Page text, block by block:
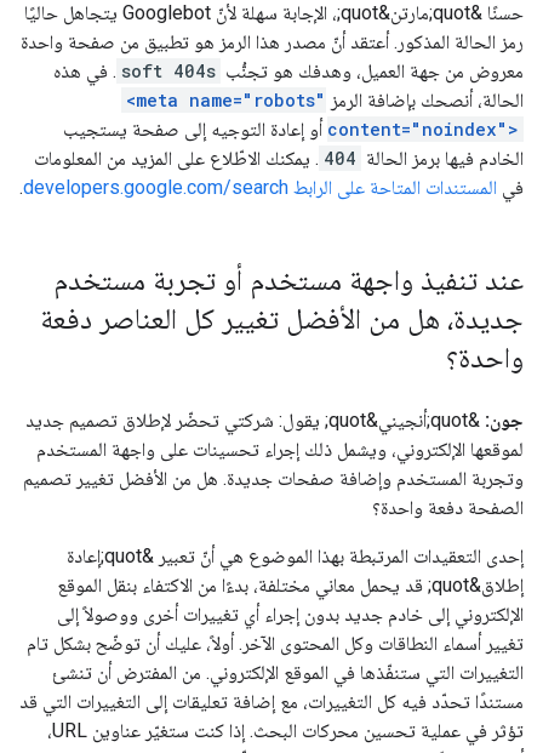
حسنًا &quot;مارتن&quot;، الإجابة سهلة لأنّ Googlebot يتجاهل حاليًا
رمز الحالة المذكور. أعتقد أنّ مصدر هذا الرمز هو تطبيق من صفحة واحدة
معروض من جهة العميل، وهدفك هو تجنُّب soft 404s . في هذه
الحالة، أنصحك بإضافة الرمز <meta name="robots"
content="noindex"> أو إعادة التوجيه إلى صفحة يستجيب
الخادم فيها برمز الحالة 404 . يمكنك الاطّلاع على المزيد من المعلومات
في المستندات المتاحة على الرابط developers.google.com/search .
عند تنفيذ واجهة مستخدم أو تجربة مستخدم
جديدة، هل من الأفضل تغيير كل العناصر دفعة
واحدة؟
جون:
&quot;أنجيني&quot; يقول: شركتي تحضّر لإطلاق تصميم جديد
لموقعها الإلكتروني، ويشمل ذلك إجراء تحسينات على واجهة المستخدم
وتجربة المستخدم وإضافة صفحات جديدة. هل من الأفضل تغيير تصميم
الصفحة دفعة واحدة؟
إحدى التعقيدات المرتبطة بهذا الموضوع هي أنّ تعبير &quot;إعادة
إطلاق&quot; قد يحمل معاني مختلفة، بدءًا من الاكتفاء بنقل الموقع
الإلكتروني إلى خادم جديد بدون إجراء أي تغييرات أخرى ووصولاً إلى
تغيير أسماء النطاقات وكل المحتوى الآخر. أولاً، عليك أن توضّح بشكل تام
التغييرات التي ستنفّذها في الموقع الإلكتروني. من المفترض أن تنشئ
مستندًا تحدّد فيه كل التغييرات، مع إضافة تعليقات إلى التغييرات التي قد
تؤثر في عملية تحسين محركات البحث. إذا كنت ستغيّر عناوين URL،